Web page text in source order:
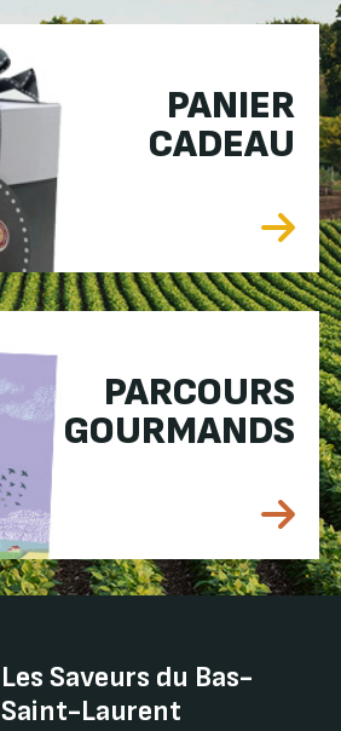
PANIER
CADEAU
PARCOURS
GOURMANDS
Les Saveurs du Bas-
Saint-Laurent